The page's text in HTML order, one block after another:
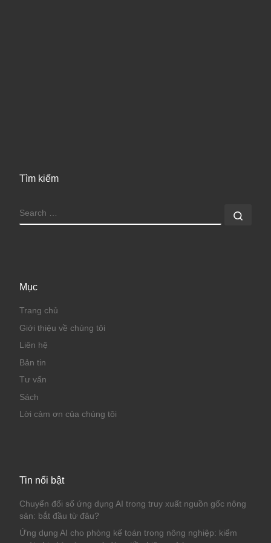
Tìm kiếm
SEARCH
Mục
Trang chủ
Giới thiệu về chúng tôi
Liên hệ
Bản tin
Tư vấn
Sách
Lời cảm ơn của chúng tôi
Tin nổi bật
Chuyển đổi số ứng dụng AI trong truy xuất nguồn gốc nông
sản: bắt đầu từ đâu?
Ứng dụng AI cho phòng kế toán trong nông nghiệp: kiểm